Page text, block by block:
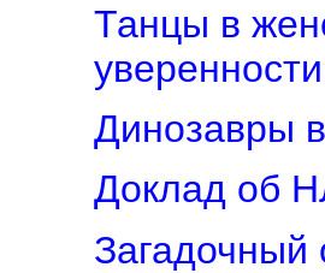
Танцы в
Динозавры
Доклад об
Загадочный